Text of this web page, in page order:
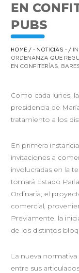
EN
PUBS
HOME /- NOTICIAS - /
ORDENANZA QUE
EN CONFITERÍAS,
Como cada lunes,
presidencia de
tratamiento a los
En primera
invitaciones a
involucradas en la
tomará Estado
Ordinaria, el
comercial,
Previamente, la
de los distintos
La nueva
entre sus